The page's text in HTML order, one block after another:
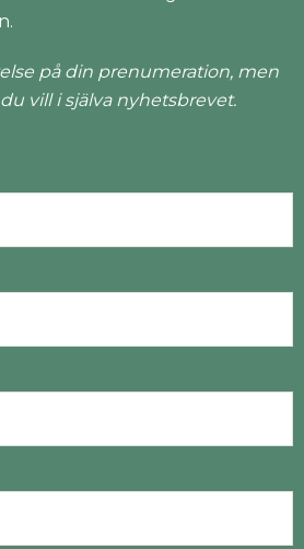
på din prenumeration, men
vill i själva nyhetsbrevet.